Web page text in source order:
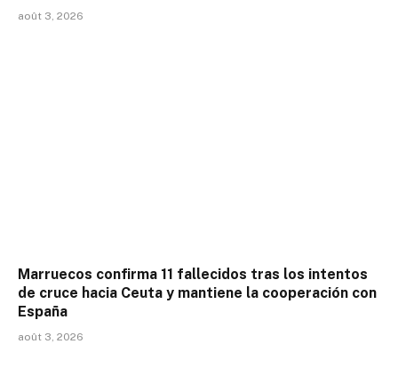
août 3, 2026
Marruecos confirma 11 fallecidos tras los intentos
de cruce hacia Ceuta y mantiene la cooperación con
España
août 3, 2026